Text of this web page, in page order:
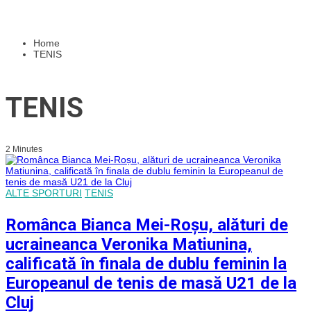
Home
TENIS
TENIS
2 Minutes
ALTE SPORTURI TENIS
Românca Bianca Mei-Roșu, alături de
ucraineanca Veronika Matiunina,
calificată în finala de dublu feminin la
Europeanul de tenis de masă U21 de la
Cluj